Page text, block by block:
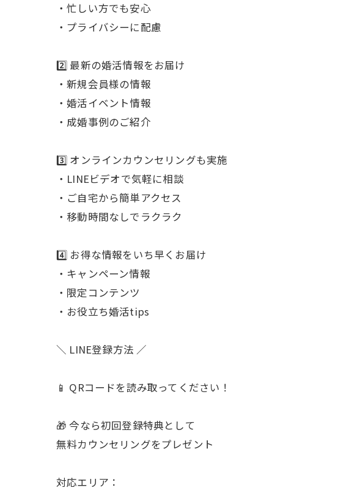
・忙しい方でも安心
・プライバシーに配慮
2️⃣ 最新の婚活情報をお届け
・新規会員様の情報
・婚活イベント情報
・成婚事例のご紹介
3️⃣ オンラインカウンセリングも実施
・LINEビデオで気軽に相談
・ご自宅から簡単アクセス
・移動時間なしでラクラク
4️⃣ お得な情報をいち早くお届け
・キャンペーン情報
・限定コンテンツ
・お役立ち婚活tips
＼ LINE登録方法 ／
📱 QRコードを読み取ってください！
🎁 今なら初回登録特典として
無料カウンセリングをプレゼント
対応エリア：